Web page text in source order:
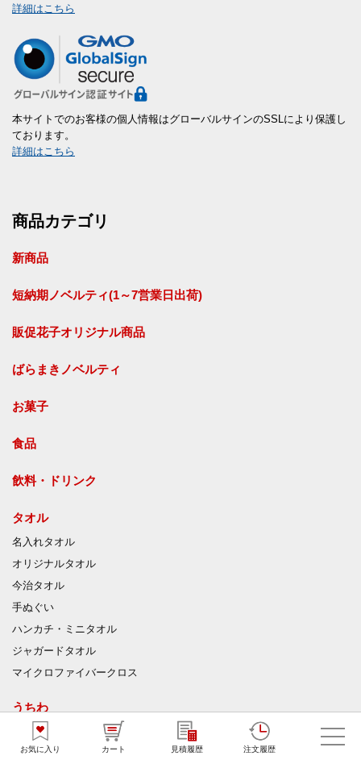
お気に入り カート 見積履歴 注文履歴
詳細はこちら
本サイトでのお客様の個人情報はグローバルサインのSSLにより保護し
ております。
詳細はこちら
商品カテゴリ
新商品
短納期ノベルティ(1～7営業日出荷)
販促花子オリジナル商品
ばらまきノベルティ
お菓子
食品
飲料・ドリンク
タオル
名入れタオル
オリジナルタオル
今治タオル
手ぬぐい
ハンカチ・ミニタオル
ジャガードタオル
マイクロファイバークロス
うちわ
竹うちわ